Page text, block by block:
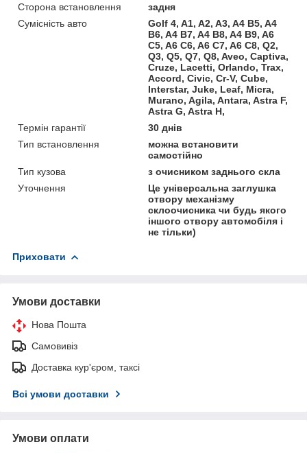
Сторона встановлення
задня
Сумісність авто
Golf 4, A1, A2, A3, A4 B5, A4
B6, A4 B7, A4 B8, A4 B9, A6
C5, A6 C6, A6 C7, A6 C8, Q2,
Q3, Q5, Q7, Q8, Aveo, Captiva,
Cruze, Lacetti, Orlando, Trax,
Accord, Civic, Cr-V, Cube,
Interstar, Juke, Leaf, Micra,
Murano, Agila, Antara, Astra F,
Astra G, Astra H,
Термін гарантії
30 днів
Тип встановлення
можна встановити
самостійно
Тип кузова
з очисником заднього скла
Уточнення
Це універсальна заглушка
отвору механізму
склоочисника чи будь якого
іншого отвору автомобіля і
не тільки)
Приховати
Умови доставки
Нова Пошта
Самовивіз
Доставка кур'єром, таксі
Всі умови доставки
Умови оплати